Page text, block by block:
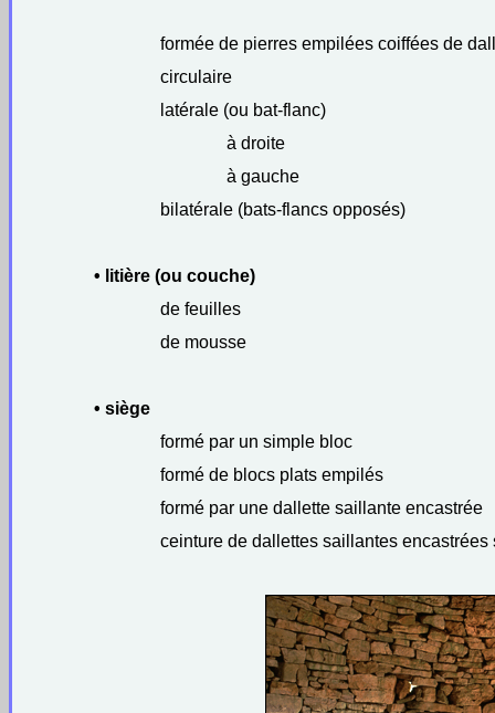
formée de pierres empilées coiffées de
circulaire
latérale (ou bat-flanc)
à droite
à gauche
bilatérale (bats-flancs opposés)
• litière (ou couche)
de feuilles
de mousse
• siège
formé par un simple bloc
formé de blocs plats empilés
formé par une dallette saillante encastrée
ceinture de dallettes saillantes